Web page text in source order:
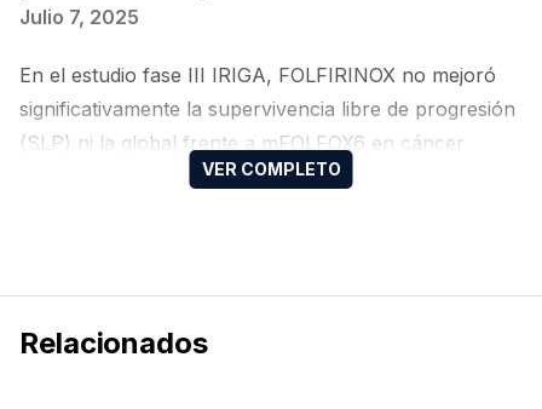
Julio 7, 2025
En el estudio fase III IRIGA, FOLFIRINOX no mejoró
significativamente la supervivencia libre de progresión
(SLP) ni la global frente a mFOLFOX6 en cáncer
gástrico HER2-negativo avanzado, aunque mostró
Relacionados